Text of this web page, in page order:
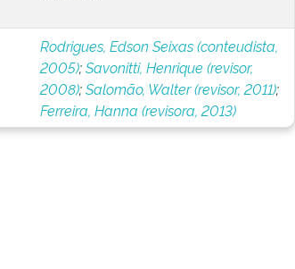
Rodrigues, Edson Seixas (conteudista,
2005);Savonitti, Henrique (revisor,
2008);Salomão, Walter (revisor, 2011);
Ferreira, Hanna (revisora, 2013)